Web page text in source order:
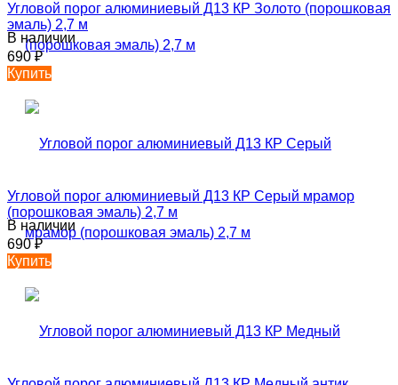
Угловой порог алюминиевый Д13 КР Золото (порошковая
эмаль) 2,7 м
В наличии
690₽
Купить
Угловой порог алюминиевый Д13 КР Серый мрамор
(порошковая эмаль) 2,7 м
В наличии
690₽
Купить